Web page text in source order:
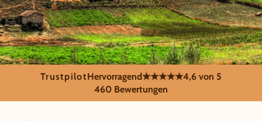
Ecuador - Bezauberndes
TrustpilotHervorragend★★★★★4,6 von 5
460 Bewertungen